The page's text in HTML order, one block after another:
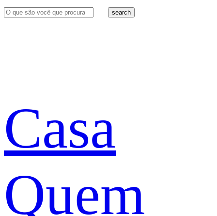
search
Casa
Quem